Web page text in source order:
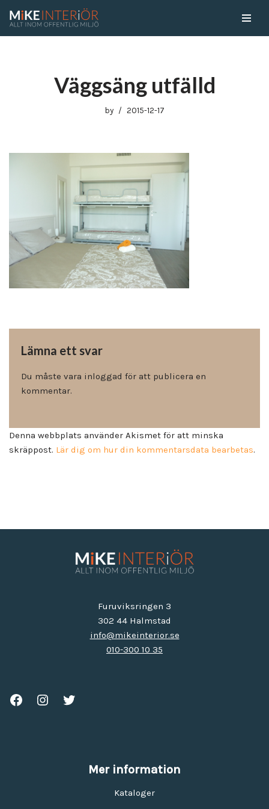
Väggsäng utfälld
by 2015-12-17
Lämna ett svar
Du måste vara inloggad för att publicera en
kommentar.
Denna webbplats använder Akismet för att minska
skräppost. Lär dig om hur din kommentarsdata bearbetas.
Furuviksringen 3
302 44 Halmstad
info@mikeinterior.se
010-300 10 35
Mer information
Kataloger